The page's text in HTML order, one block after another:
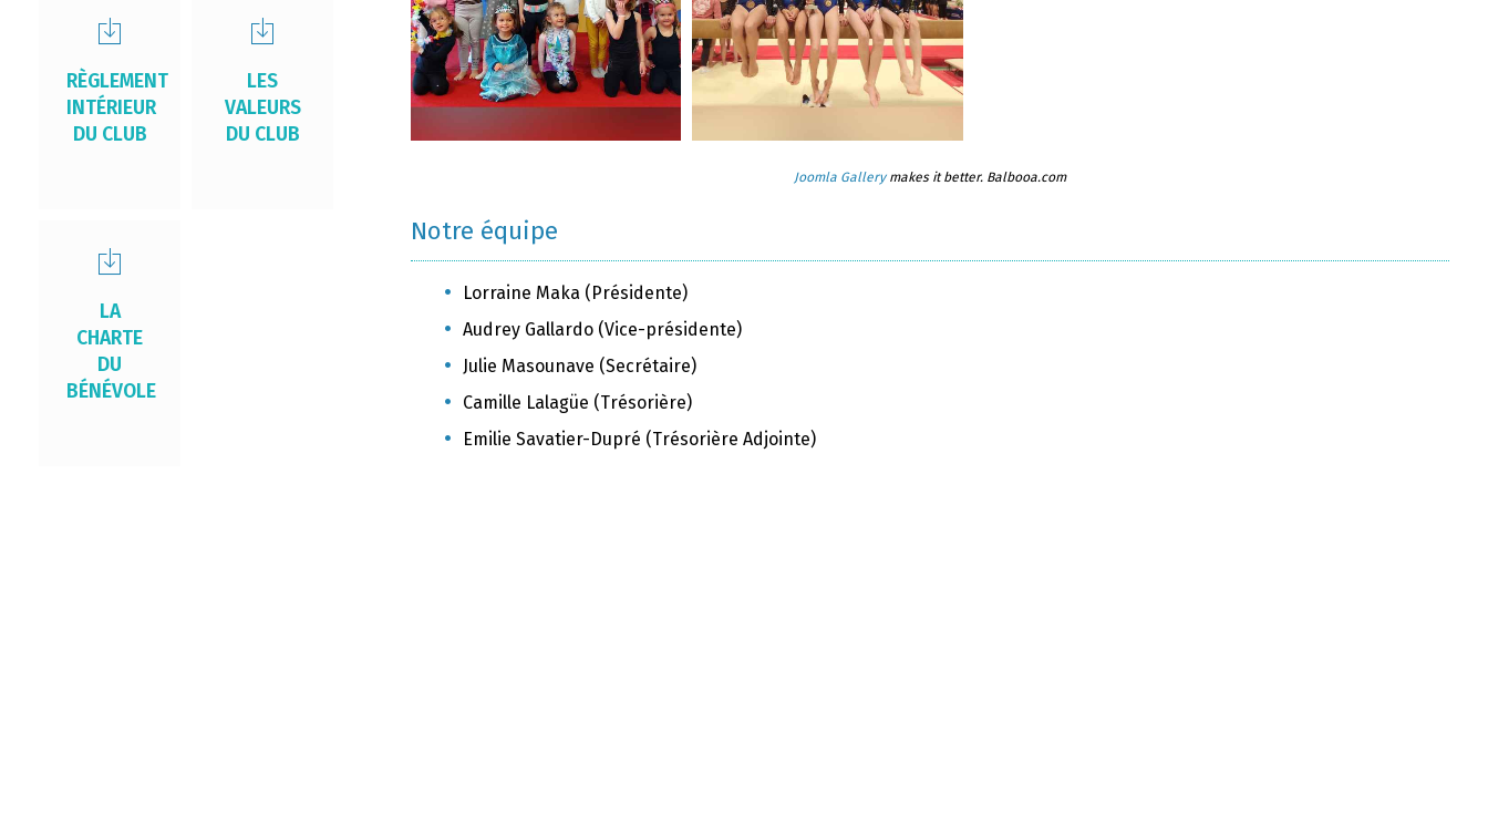
RÈGLEMENT
INTÉRIEUR
DU CLUB
LES
VALEURS
DU CLUB
LA
CHARTE
DU
BÉNÉVOLE
Joomla Gallerymakes it better. Balbooa.com
Notre équipe
Lorraine Maka (Présidente)
Audrey Gallardo (Vice-présidente)
Julie Masounave (Secrétaire)
Camille Lalagüe (Trésorière)
Emilie Savatier-Dupré (Trésorière Adjointe)